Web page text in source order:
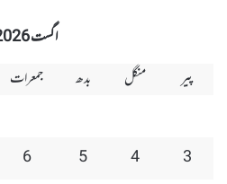
اگست 2026
پیر
منگل بدھ جمعرات
3
4
5
6